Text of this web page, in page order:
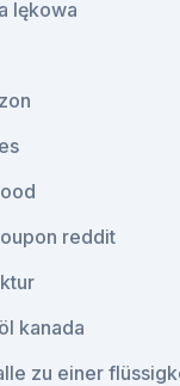
lękowa
reddit
kanada
zu einer